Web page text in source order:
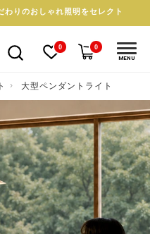
りのおしゃれ照明をセレクト
0 0
MENU
大型ペンダントライト